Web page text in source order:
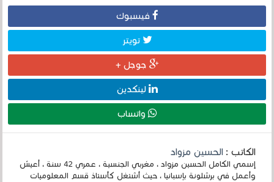
فيسبوك
تويتر
جوجل +
لينكدين
واتساب
الكاتب :الحسين مزواد
إسمي الكامل الحسين مزواد ، مغربي الجنسية ، عمري 42 سنة ، أعيش
وأعمل في برشلونة بإسبانيا ، حيث أشتغل كأستاذ قسم المعلوميات